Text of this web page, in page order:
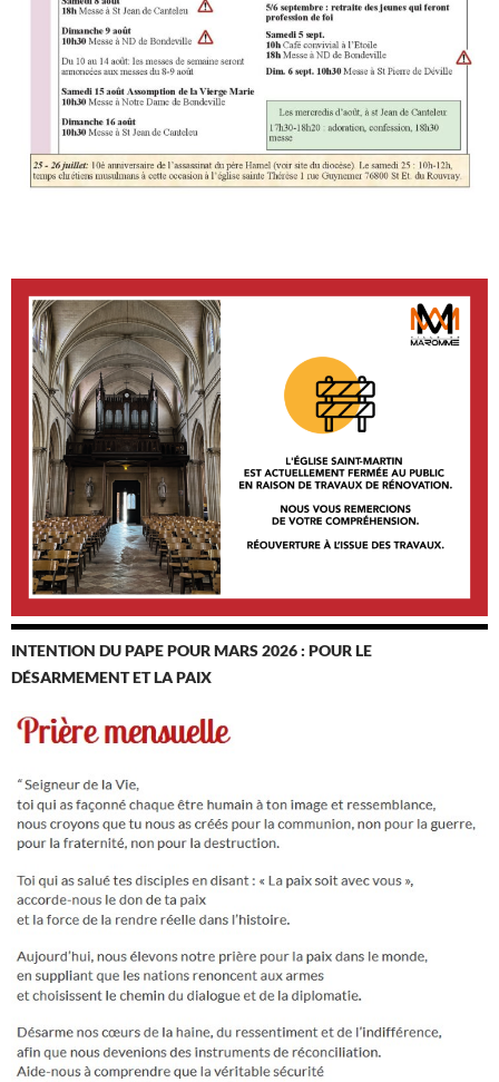
INTENTION DU PAPE POUR MARS 2026 : POUR LE
DÉSARMEMENT ET LA PAIX